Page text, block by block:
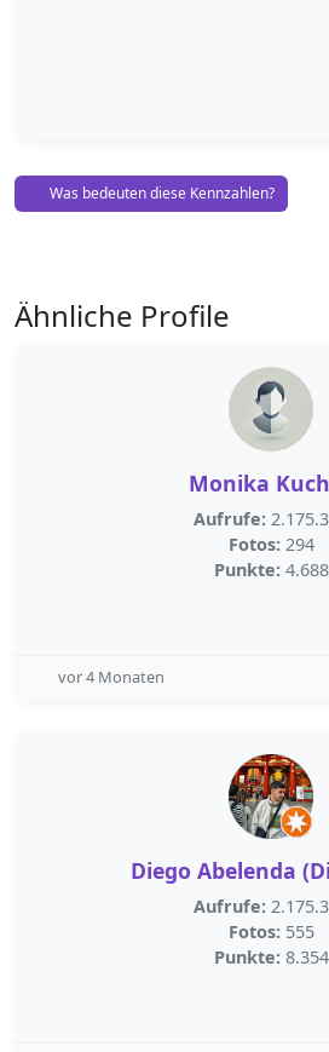
Was bedeuten diese Kennzahlen?
Ähnliche Profile
Monika
Aufrufe:
Fotos: 294
Punkte: 4.688
vor 4 Monaten
Diego Abelenda
Aufrufe:
Fotos: 555
Punkte: 8.354